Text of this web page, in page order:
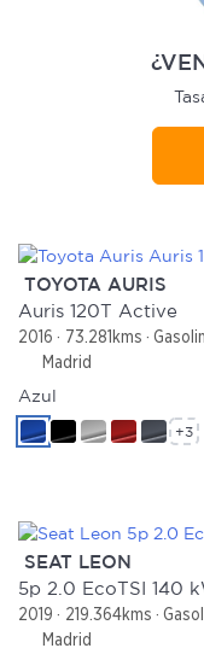
TOYOTA AURIS
Auris 120T Active
2016 73.281kms
Madrid
Azul
+3
SEAT LEON
5p 2.0 EcoTSI 140
2019 219.364kms
Madrid